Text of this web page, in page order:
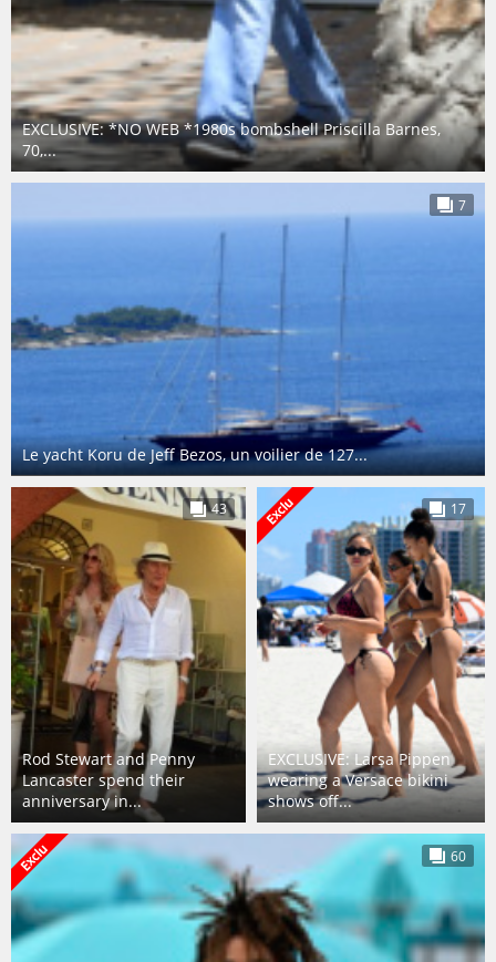
EXCLUSIVE: *NO WEB *1980s bombshell Priscilla Barnes,
70,...
Le yacht Koru de Jeff Bezos, un voilier de 127...
7
Rod Stewart and Penny
Lancaster spend their
anniversary in...
43
EXCLUSIVE: Larsa Pippen
wearing a Versace bikini
shows off...
17
60